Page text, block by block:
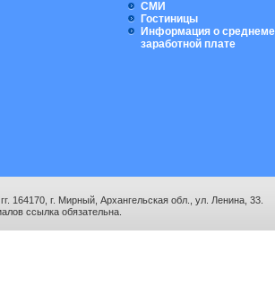
СМИ
Гостиницы
Информация о
заработной плате
164170, г. Мирный, Архангельская обл., ул. Ленина, 33.
ссылка обязательна.